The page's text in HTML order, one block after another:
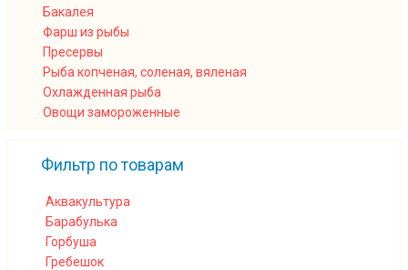
Бакалея
Фарш из рыбы
Пресервы
Рыба копченая, соленая, вяленая
Охлажденная рыба
Овощи замороженные
Фильтр по товарам
Аквакультура
Барабулька
Горбуша
Гребешок